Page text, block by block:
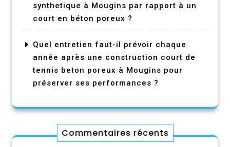
synthetique à Mougins par rapport à un
court en béton poreux ?
Quel entretien faut-il prévoir chaque
année après une construction court de
tennis beton poreux à Mougins pour
préserver ses performances ?
Commentaires récents